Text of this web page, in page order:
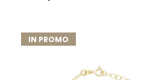
IN PROMO